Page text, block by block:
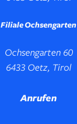
Filiale Ochsengarten
Ochsengarten 60
6433 Oetz, Tirol
Anrufen